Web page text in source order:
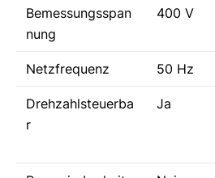
Bemessungsspan
nung
400 V
Netzfrequenz 50 Hz
Drehzahlsteuerba
r
Ja